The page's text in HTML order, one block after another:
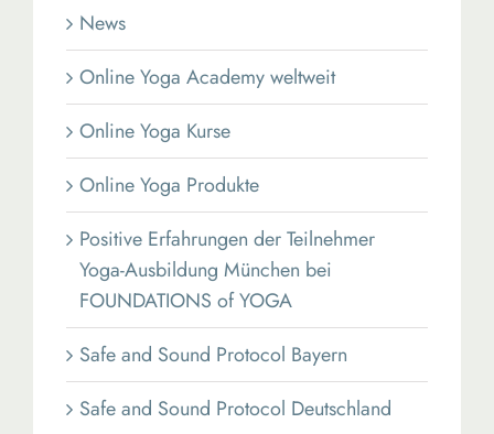
News
Online Yoga Academy weltweit
Online Yoga Kurse
Online Yoga Produkte
Positive Erfahrungen der Teilnehmer
Yoga-Ausbildung München bei
FOUNDATIONS of YOGA
Safe and Sound Protocol Bayern
Safe and Sound Protocol Deutschland